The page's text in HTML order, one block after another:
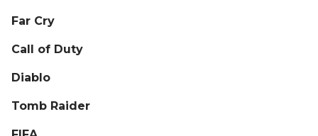
Far Cry
Call of Duty
Diablo
Tomb Raider